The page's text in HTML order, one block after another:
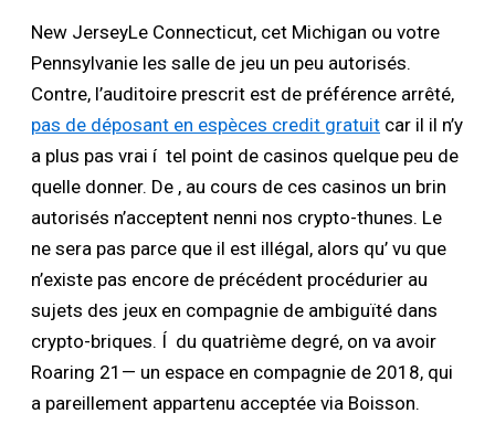
New JerseyLe Connecticut, cet Michigan ou votre
Pennsylvanie les salle de jeu un peu autorisés.
Contre, l’auditoire prescrit est de préférence arrêté,
pas de déposant en espèces credit gratuit car il il n’y
a plus pas vrai í tel point de casinos quelque peu de
quelle donner. De , au cours de ces casinos un brin
autorisés n’acceptent nenni nos crypto-thunes. Le
ne sera pas parce que il est illégal, alors qu’ vu que
n’existe pas encore de précédent procédurier au
sujets des jeux en compagnie de ambiguïté dans
crypto-briques. Í du quatrième degré, on va avoir
Roaring 21— un espace en compagnie de 2018, qui
a pareillement appartenu acceptée via Boisson.